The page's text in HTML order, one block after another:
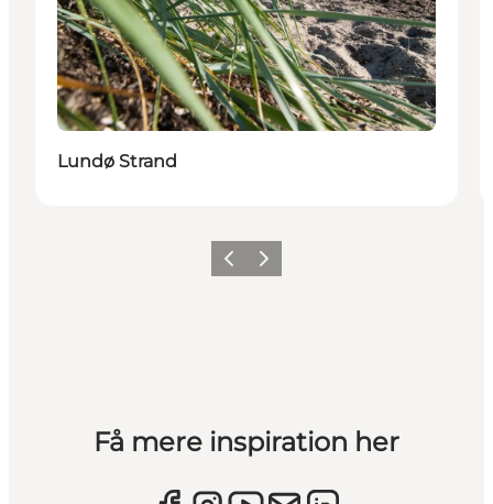
Lundø Strand
Forrige billede
Næste billede
Få mere inspiration her